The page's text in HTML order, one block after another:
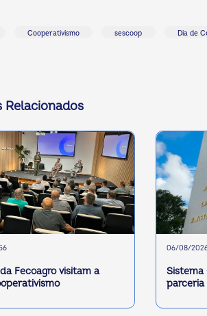
Cooperativismo sescoop Dia de
Fecoagro visitam a
06/08/2026
Sistema
parceria